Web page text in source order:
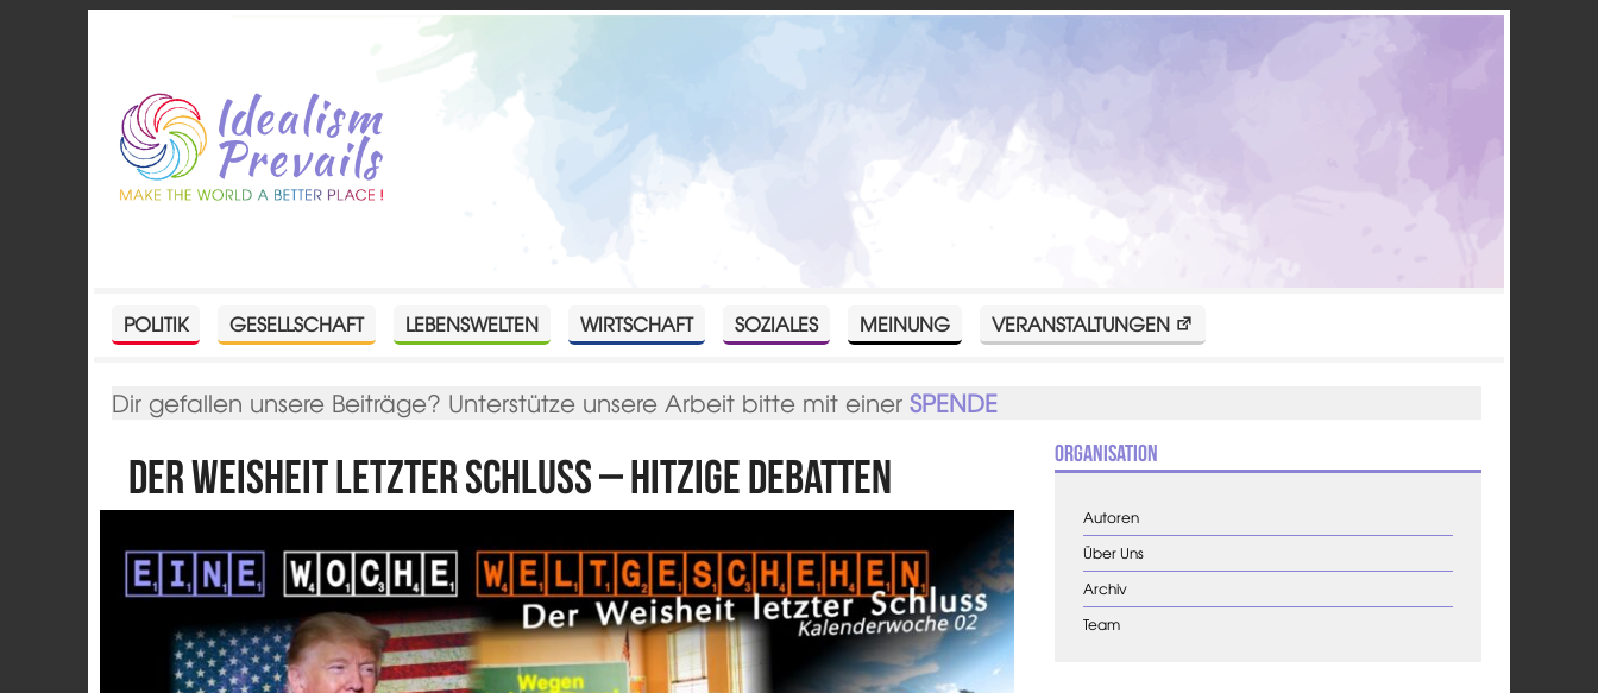
POLITIK GESELLSCHAFT LEBENSWELTEN WIRTSCHAFT SOZIALES MEINUNG VERANSTALTUNGEN
Dir gefallen unsere Beiträge? Unterstütze unsere Arbeit bitte mit einerSPENDE
Der Weisheit letzter Schluss – Hitzige Debatten Organisation
Autoren
Über Uns
Archiv
Team